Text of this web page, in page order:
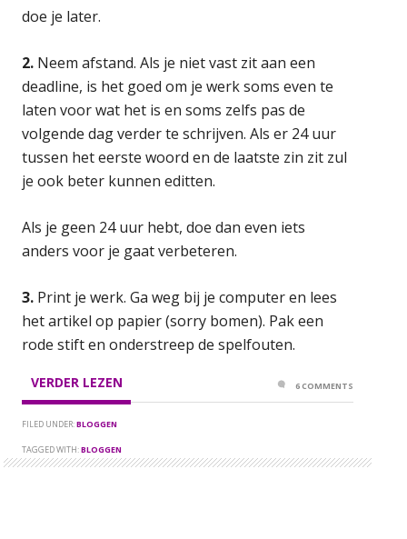
doe je later.
2. Neem afstand. Als je niet vast zit aan een
deadline, is het goed om je werk soms even te
laten voor wat het is en soms zelfs pas de
volgende dag verder te schrijven. Als er 24 uur
tussen het eerste woord en de laatste zin zit zul
je ook beter kunnen editten.
Als je geen 24 uur hebt, doe dan even iets
anders voor je gaat verbeteren.
3. Print je werk. Ga weg bij je computer en lees
het artikel op papier (sorry bomen). Pak een
rode stift en onderstreep de spelfouten.
VERDER LEZEN
FILED UNDER:BLOGGEN
TAGGED WITH:BLOGGEN
6 COMMENTS